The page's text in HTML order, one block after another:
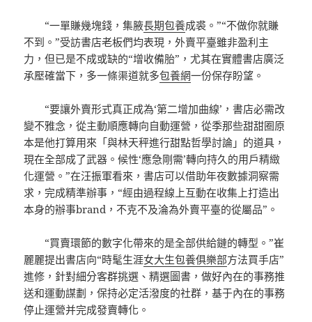
“一單賺幾塊錢，集腋長期包養成裘。”“不做你就賺
不到。”受訪書店老板們均表現，外賣平臺雖非盈利主
力，但已是不成或缺的“增收備胎”，尤其在實體書店廣泛
承壓確當下，多一條渠道就多包養網一份保存盼望。
“要讓外賣形式真正成為‘第二增加曲線’，書店必需改
變不雅念，從主動順應轉向自動運營，從季那些甜甜圈原
本是他打算用來「與林天秤進行甜點哲學討論」的道具，
現在全部成了武器。候性‘應急剛需’轉向持久的用戶精緻
化運營。”在汪振軍看來，書店可以借助年夜數據洞察需
求，完成精準辦事，“經由過程線上互動在收集上打造出
本身的辦事brand，不克不及淪為外賣平臺的從屬品”。
“買賣環節的數字化帶來的是全部供給鏈的轉型。”崔
麗麗提出書店向“時髦生涯女大生包養俱樂部方法買手店”
進修，針對細分客群挑選、精選圖書，做好內在的事務推
送和運動謀劃，保持必定活潑度的社群，基于內在的事務
停止運營并完成發賣轉化。